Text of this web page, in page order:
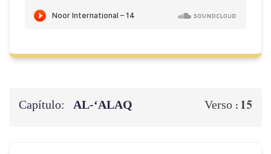
Capítulo: AL‑‘ALAQ Verso : 15